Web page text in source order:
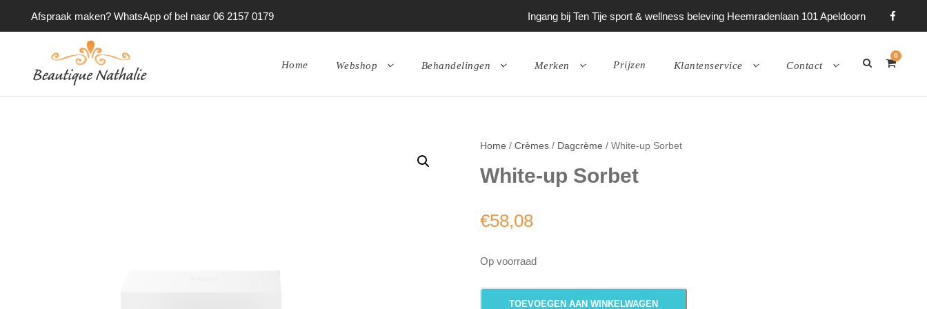
Afspraak maken? WhatsApp of bel naar 06 2157 0179 Ingang bij Ten Tije sport & wellness beleving Heemradenlaan 101 Apeldoorn
Home Webshop Behandelingen Merken Prijzen Klantenservice Contact
0
Home / Crèmes/ Dagcrème / White-up Sorbet
White-up Sorbet
€58,08
Op voorraad
TOEVOEGEN AAN WINKELWAGEN